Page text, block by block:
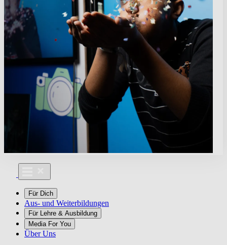
Für Dich
Aus- und Weiterbildungen
Für Lehre & Ausbildung
Media For You
Über Uns